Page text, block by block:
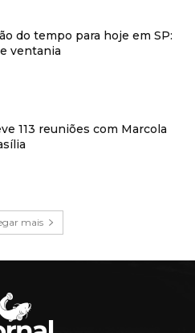
do tempo para hoje em SP:
ventania
113 reuniões com Marcola
mais